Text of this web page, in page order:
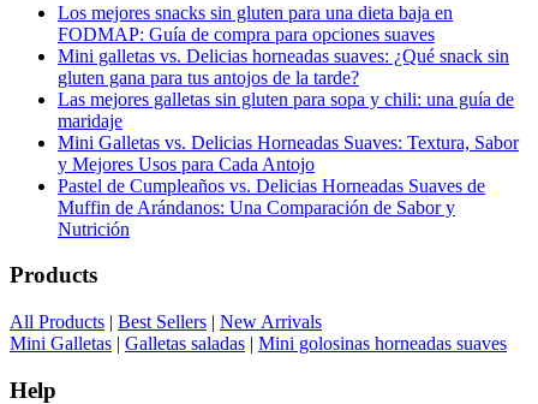
Los mejores snacks sin gluten para una dieta baja en
FODMAP: Guía de compra para opciones suaves
Mini galletas vs. Delicias horneadas suaves: ¿Qué snack sin
gluten gana para tus antojos de la tarde?
Las mejores galletas sin gluten para sopa y chili: una guía de
maridaje
Mini Galletas vs. Delicias Horneadas Suaves: Textura, Sabor
y Mejores Usos para Cada Antojo
Pastel de Cumpleaños vs. Delicias Horneadas Suaves de
Muffin de Arándanos: Una Comparación de Sabor y
Nutrición
Products
All Products | Best Sellers | New Arrivals
Mini Galletas | Galletas saladas | Mini golosinas horneadas suaves
Help